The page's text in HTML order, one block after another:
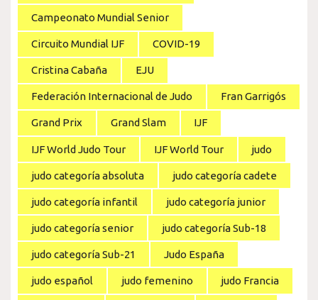
Campeonato Mundial Senior
Circuito Mundial IJF COVID-19
Cristina Cabaña EJU
Federación Internacional de Judo Fran Garrigós
Grand Prix Grand Slam IJF
IJF World Judo Tour IJF World Tour judo
judo categoría absoluta judo categoría cadete
judo categoría infantil judo categoría junior
judo categoría senior judo categoría Sub-18
judo categoría Sub-21 Judo España
judo español judo femenino judo Francia